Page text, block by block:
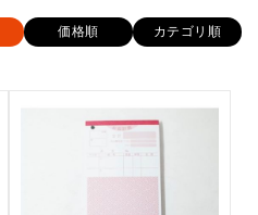
価格順 カテゴリ順